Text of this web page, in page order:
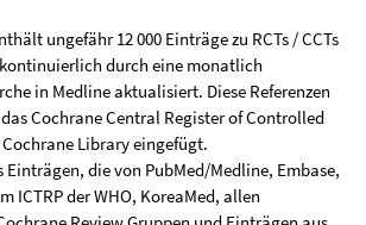
ungefähr 12 000 Einträge zu RCTs / CCTs
kontinuierlich durch eine monatlich
in Medline aktualisiert. Diese Referenzen
Cochrane Central Register of Controlled
Cochrane Library eingefügt.
Einträgen, die von PubMed/Medline, Embase,
ICTRP der WHO, KoreaMed, allen